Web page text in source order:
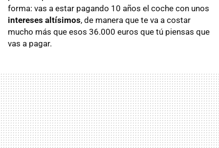
forma: vas a estar pagando 10 años el coche con unos
intereses altísimos, de manera que te va a costar
mucho más que esos 36.000 euros que tú piensas que
vas a pagar.